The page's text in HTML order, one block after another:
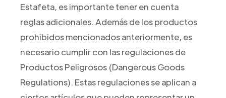
Estafeta, es importante tener en cuenta
reglas adicionales. Además de los productos
prohibidos mencionados anteriormente, es
necesario cumplir con las regulaciones de
Productos Peligrosos (Dangerous Goods
Regulations). Estas regulaciones se aplican a